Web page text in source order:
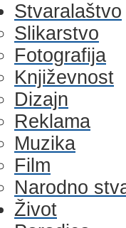
Stvaralaštvo
Slikarstvo
Fotografija
Književnost
Dizajn
Reklama
Muzika
Film
Narodno
Život